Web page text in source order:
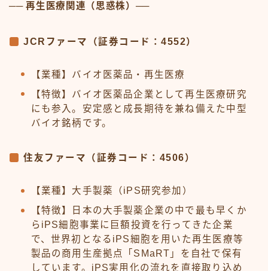
── 再生医療関連（思惑株）──
JCRファーマ（証券コード：4552）
【業種】バイオ医薬品・再生医療
【特徴】バイオ医薬品企業として再生医療研究
にも参入。安定感と成長期待を兼ね備えた中型
バイオ銘柄です。
住友ファーマ（証券コード：4506）
【業種】大手製薬（iPS研究参加）
【特徴】日本の大手製薬企業の中で最も早くか
らiPS細胞事業に巨額投資を行ってきた企業
で、世界初となるiPS細胞を用いた再生医療等
製品の商用生産拠点「SMaRT」を自社で保有
しています。iPS実用化の流れを直接取り込め